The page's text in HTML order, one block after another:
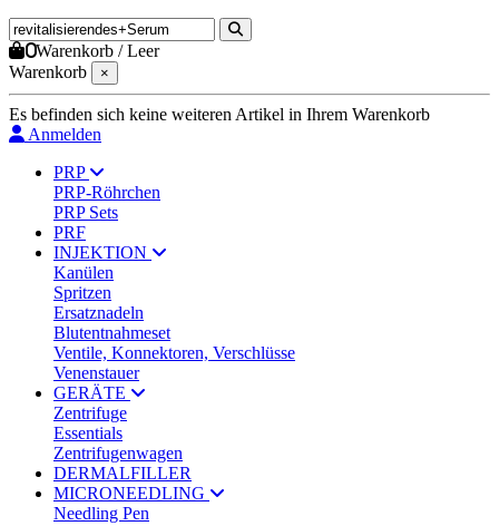
0Warenkorb /Leer
Warenkorb
×
Es befinden sich keine weiteren Artikel in Ihrem Warenkorb
Anmelden
PRP
PRP-Röhrchen
PRP Sets
PRF
INJEKTION
Kanülen
Spritzen
Ersatznadeln
Blutentnahmeset
Ventile, Konnektoren, Verschlüsse
Venenstauer
GERÄTE
Zentrifuge
Essentials
Zentrifugenwagen
DERMALFILLER
MICRONEEDLING
Needling Pen